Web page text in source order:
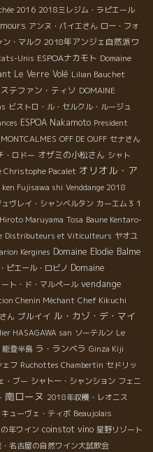
2016 2018ミレジム・ラピエール
アンヌ・パイエさん ロー・フォ
ン・マルク 2018年アンジェ自然派ワ
Unis ESPOAナカモト Domaine
Le Verre Volé Lilian Bauchet
ステファン・ティソ DOMAINE
ビストロ・ル・セルクル・ルージュ
ESPOA Nakamoto President
OFF DE OUFF セナさん
・ロドー オザミの小松さん シャト
Christophe Pacalet オリオル・ア
ken Fujisawa shi Venddange 2018
ュヴレイ・シャンベルタン カーエム３１
Maruyama Tosa Baune Kentaro-
Distributeurs et Viticulteurs ヤオユ
Kergines Domaine Elodie Balme
ピエール・ロビノ Domaine
ート・ド・マルペール vendange
Chenin Méchant Chef Kikuchi
ん ブルイイ ル・カゾ・デ・マイ
HASAGAWA san ソーテルン Le
能登半島 ラ・ランベラ Ginza Kiji
ェフ Ruchottes Chambertin セドリッ
・ブー シャトー・シャンション フェニ
南ローヌ 2018年収穫・レオニス
キューヴェ・ティボ Beaujolais
年ワイン coinstot vino 星野リゾート
・名古屋の自然ワイン大試飲会